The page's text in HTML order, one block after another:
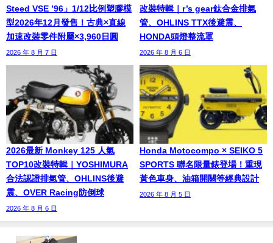
Steed VSE ’96」1/12比例塑膠模
型2026年12月發售！古典×直線
加速改裝零件附屬×3,960日圓
2026 年 8 月 7 日
改裝特輯｜r’s gear鈦合金排氣
管、OHLINS TTX後避震、
HONDA頭燈整流罩
2026 年 8 月 6 日
2026最新 Monkey 125 人氣
TOP10改裝特輯｜YOSHIMURA
合法認證排氣管、OHLINS後避
震、OVER Racing防倒球
2026 年 8 月 6 日
Honda Motocompo × SEIKO 5
SPORTS 聯名限量錶登場！重現
黃色車身、油箱開關等經典設計
2026 年 8 月 5 日